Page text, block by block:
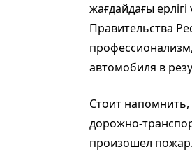
жағдайдағы
Правительства
автомобиля в
Стоит напомнить,
дорожно-
произошел